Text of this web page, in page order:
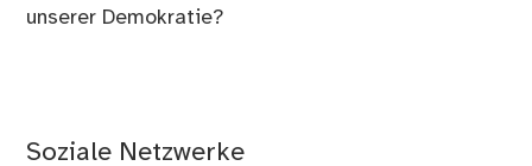
unserer Demokratie?
Soziale Netzwerke